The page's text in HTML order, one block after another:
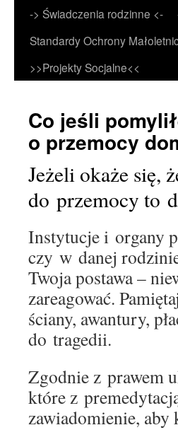
do
treści
-> Świadczenia rodzinne <-
Standardy Ochrony
>>Projekty Socjalne<<
Co jeśli
o przemocy
Jeżeli okaże się,
do przemocy to
Instytucje i organy
czy w danej
Twoja postawa –
zareagować.
ściany, awantury,
do tragedii.
Zgodnie z prawem
które z
zawiadomienie, aby